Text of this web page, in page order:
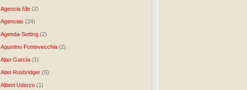
Agencia Efe (2)
Agencias (24)
Agenda-Setting (2)
Agustino Fontevecchia (2)
Alan García (1)
Alan Rusbridger (5)
Albert Uderzo (1)